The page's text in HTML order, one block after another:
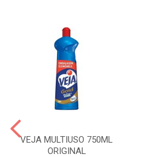
VEJA MULTIUSO 750ML
ORIGINAL